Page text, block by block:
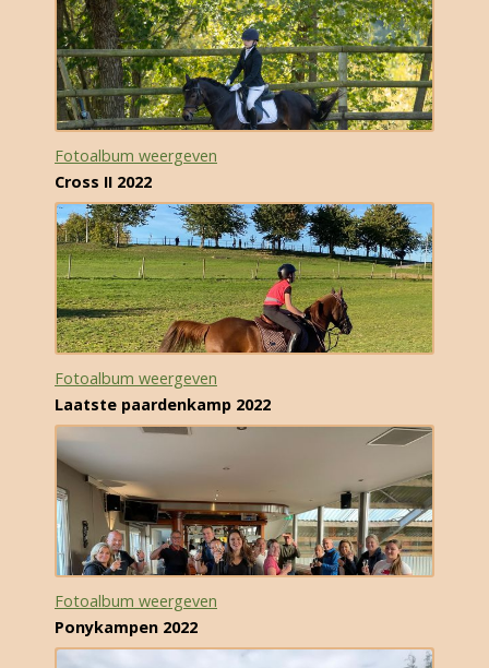
Fotoalbum weergeven
Cross II 2022
Fotoalbum weergeven
Laatste paardenkamp 2022
Fotoalbum weergeven
Ponykampen 2022